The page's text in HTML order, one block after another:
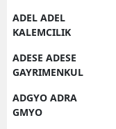
ADEL ADEL
KALEMCILIK
ADESE ADESE
GAYRIMENKUL
ADGYO ADRA
GMYO